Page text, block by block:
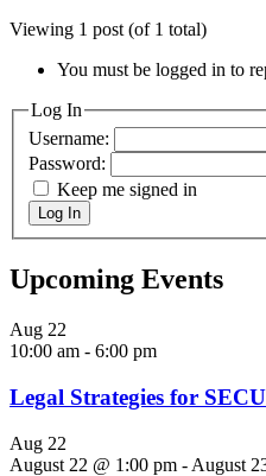
Viewing 1 post (of 1 total)
You must be logged in to
Log In
Username:
Password:
Keep me signed in
Log In
Upcoming Events
Aug 22
10:00 am - 6:00 pm
Legal Strategies for
Aug 22
August 22 @ 1:00 pm - August